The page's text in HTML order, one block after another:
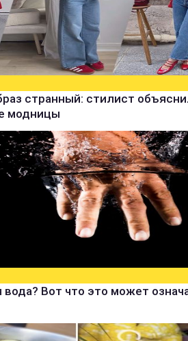
странный: стилист
модницы
вода? Вот что это может